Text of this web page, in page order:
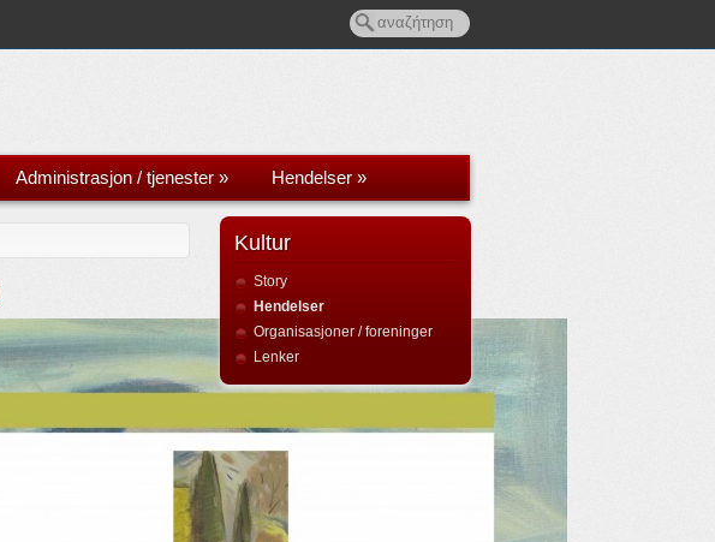
Administrasjon / tjenester » Hendelser »
Kultur
Story
Hendelser
Organisasjoner / foreninger
Lenker